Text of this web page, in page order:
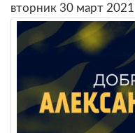
вторник 30 март 2021